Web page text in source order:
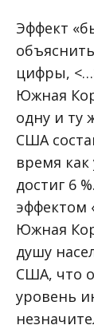
Эффект
цифры,
Южная
одну и ту
США
время
достиг 6
эффектом
Южная
душу
США, что
уровень